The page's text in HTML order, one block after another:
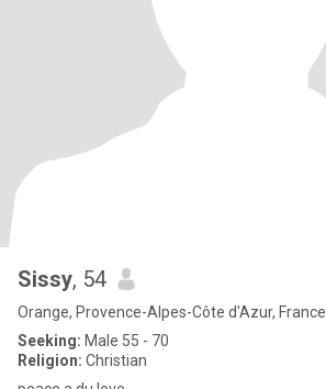
Sissy, 54
Orange, Provence-Alpes-Côte d'Azur, France
Seeking: Male 55 - 70
Religion: Christian